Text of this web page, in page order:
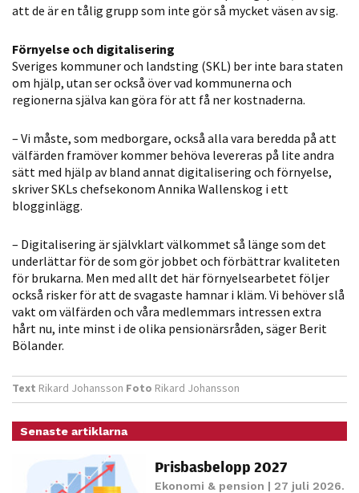
att de är en tålig grupp som inte gör så mycket väsen av sig.
Förnyelse och digitalisering
Sveriges kommuner och landsting (SKL) ber inte bara staten
om hjälp, utan ser också över vad kommunerna och
regionerna själva kan göra för att få ner kostnaderna.
– Vi måste, som medborgare, också alla vara beredda på att
välfärden framöver kommer behöva levereras på lite andra
sätt med hjälp av bland annat digitalisering och förnyelse,
skriver SKLs chefsekonom Annika Wallenskog i ett
blogginlägg.
– Digitalisering är självklart välkommet så länge som det
underlättar för de som gör jobbet och förbättrar kvaliteten
för brukarna. Men med allt det här förnyelsearbetet följer
också risker för att de svagaste hamnar i kläm. Vi behöver slå
vakt om välfärden och våra medlemmars intressen extra
hårt nu, inte minst i de olika pensionärsråden, säger Berit
Bölander.
Text Rikard Johansson Foto Rikard Johansson
Senaste artiklarna
Prisbasbelopp 2027
Ekonomi & pension | 27 juli 2026.
förbättra
funktionalitet
och
uppbyggnad,
hur hemsidan
används.
hemsida ska
prestera så
bra som
möjligt under
ditt besök.
kakorna
kommer viss
funktionalitet
att försvinna
från
hemsidan.